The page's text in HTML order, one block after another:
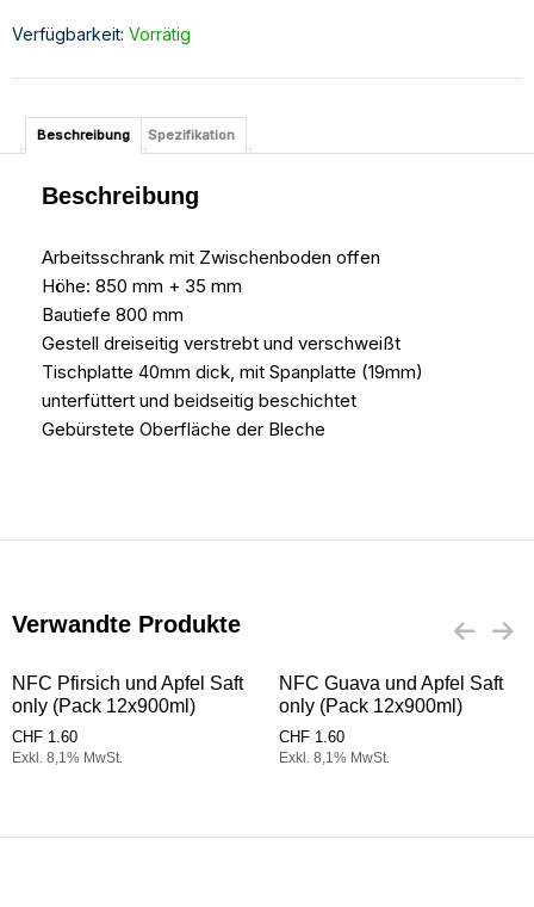
Verfügbarkeit: Vorrätig
Beschreibung Spezifikation
Beschreibung
Arbeitsschrank mit Zwischenboden offen
Höhe: 850 mm + 35 mm
Bautiefe 800 mm
Gestell dreiseitig verstrebt und verschweißt
Tischplatte 40mm dick, mit Spanplatte (19mm)
unterfüttert und beidseitig beschichtet
Gebürstete Oberfläche der Bleche
Verwandte Produkte
NFC Pfirsich und Apfel Saft
only (Pack 12x900ml)
CHF 1.60
Exkl. 8,1% MwSt.
NFC Guava und Apfel Saft
only (Pack 12x900ml)
CHF 1.60
Exkl. 8,1% MwSt.